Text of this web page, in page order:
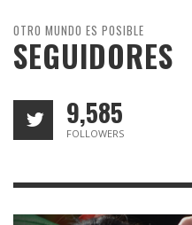
OTRO MUNDO ES POSIBLE
SEGUIDORES
9,585
FOLLOWERS